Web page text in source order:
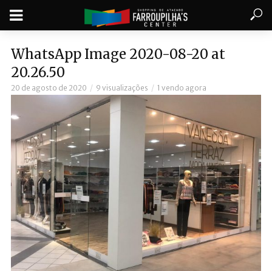
WhatsApp Image 2020-08-20 at
20.26.50
20 de agosto de 2020 9 visualizações 1 vendo agora